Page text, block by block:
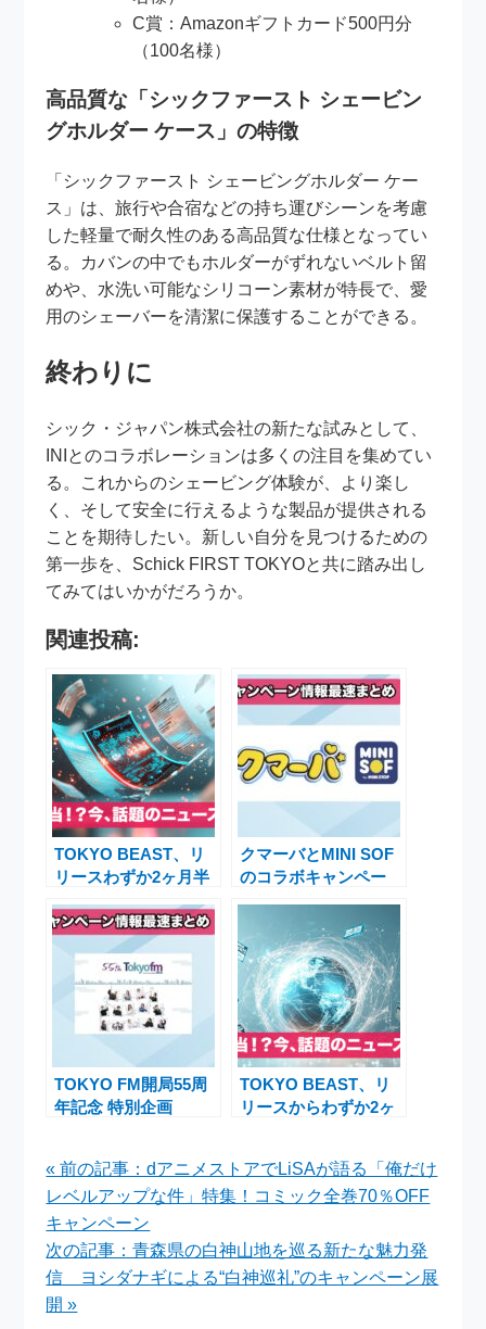
C賞：Amazonギフトカード500円分
（100名様）
高品質な「シックファースト シェービン
グホルダー ケース」の特徴
「シックファースト シェービングホルダー ケー
ス」は、旅行や合宿などの持ち運びシーンを考慮
した軽量で耐久性のある高品質な仕様となってい
る。カバンの中でもホルダーがずれないベルト留
めや、水洗い可能なシリコーン素材が特長で、愛
用のシェーバーを清潔に保護することができる。
終わりに
シック・ジャパン株式会社の新たな試みとして、
INIとのコラボレーションは多くの注目を集めてい
る。これからのシェービング体験が、より楽し
く、そして安全に行えるような製品が提供される
ことを期待したい。新しい自分を見つけるための
第一歩を、Schick FIRST TOKYOと共に踏み出し
てみてはいかがだろうか。
関連投稿:
TOKYO BEAST、リ
リースわずか2ヶ月半
クマーバとMINI SOF
のコラボキャンペー
トするチャンス
TOKYO FM開局55周
年記念 特別企画
ソードとプレゼント
TOKYO BEAST、リ
リースからわずか2ヶ
« 前の記事：dアニメストアでLiSAが語る「俺だけ
レベルアップな件」特集！コミック全巻70％OFF
キャンペーン
次の記事：青森県の白神山地を巡る新たな魅力発
信 ヨシダナギによる“白神巡礼”のキャンペーン展
開 »